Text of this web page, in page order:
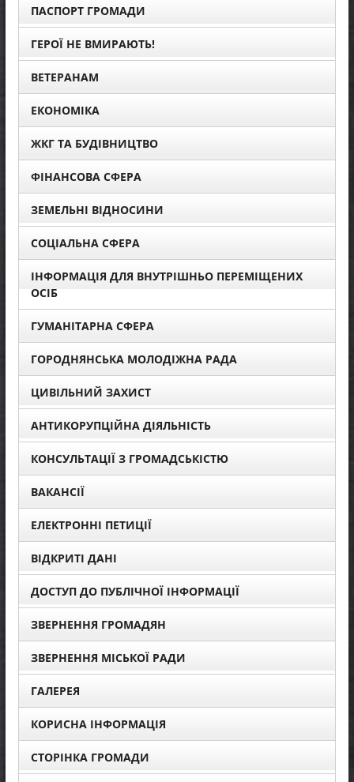
ПАСПОРТ ГРОМАДИ
ГЕРОЇ НЕ ВМИРАЮТЬ!
ВЕТЕРАНАМ
ЕКОНОМІКА
ЖКГ ТА БУДІВНИЦТВО
ФІНАНСОВА СФЕРА
ЗЕМЕЛЬНІ ВІДНОСИНИ
СОЦІАЛЬНА СФЕРА
ІНФОРМАЦІЯ ДЛЯ ВНУТРІШНЬО ПЕРЕМІЩЕНИХ
ОСІБ
ГУМАНІТАРНА СФЕРА
ГОРОДНЯНСЬКА МОЛОДІЖНА РАДА
ЦИВІЛЬНИЙ ЗАХИСТ
АНТИКОРУПЦІЙНА ДІЯЛЬНІСТЬ
КОНСУЛЬТАЦІЇ З ГРОМАДСЬКІСТЮ
ВАКАНСІЇ
ЕЛЕКТРОННІ ПЕТИЦІЇ
ВІДКРИТІ ДАНІ
ДОСТУП ДО ПУБЛІЧНОЇ ІНФОРМАЦІЇ
ЗВЕРНЕННЯ ГРОМАДЯН
ЗВЕРНЕННЯ МІСЬКОЇ РАДИ
ГАЛЕРЕЯ
КОРИСНА ІНФОРМАЦІЯ
СТОРІНКА ГРОМАДИ